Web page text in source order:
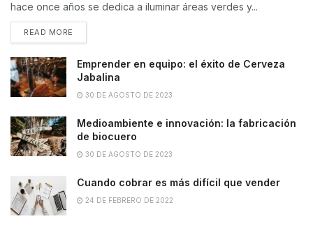
hace once años se dedica a iluminar áreas verdes y...
READ MORE
Emprender en equipo: el éxito de Cerveza
Jabalina
30 DE AGOSTO DE 2023
Medioambiente e innovación: la fabricación
de biocuero
30 DE AGOSTO DE 2023
Cuando cobrar es más difícil que vender
24 DE FEBRERO DE 2022